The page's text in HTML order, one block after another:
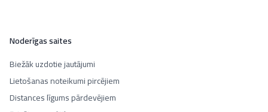
Noderīgas saites
Biežāk uzdotie jautājumi
Lietošanas noteikumi pircējiem
Distances līgums pārdevējiem